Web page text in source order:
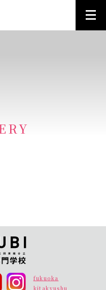
fukuoka
kitakyushu